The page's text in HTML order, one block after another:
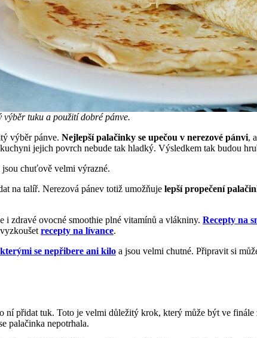
tuku a použití dobré pánve.
výběr pánve. Nejlepší palačinky se upečou v nerezové pánvi,
jejich povrch nebude tak hladký. Výsledkem tak budou
jsou chuťově velmi výrazné.
na talíř. Nerezová pánev totiž umožňuje lepší propečení
i zdravé ovocné smoothie plné vitamínů a vlákniny. Recepty na
recepty na lívance.
se nepřibere ani kilo a jsou velmi chutné. Připravit si
ní přidat tuk. Toto je velmi důležitý krok, který může být ve finále
palačinka nepotrhala.